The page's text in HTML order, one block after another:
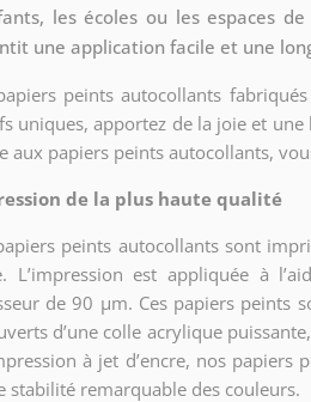
les écoles ou les espaces
une application facile et une
peints autocollants
uniques, apportez de la joie et
aux papiers peints autocollants,
de la plus haute qualité
peints autocollants sont
L’impression est appliquée à
de 90 µm. Ces papiers peints
d’une colle acrylique
à jet d’encre, nos papiers
stabilité remarquable des couleurs.